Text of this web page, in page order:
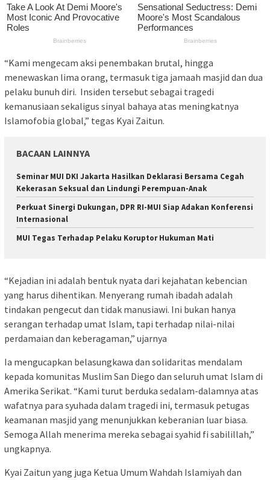
“Kami mengecam aksi penembakan brutal, hingga
menewaskan lima orang, termasuk tiga jamaah masjid dan dua
pelaku bunuh diri. Insiden tersebut sebagai tragedi
kemanusiaan sekaligus sinyal bahaya atas meningkatnya
Islamofobia global,” tegas Kyai Zaitun.
BACAAN LAINNYA
Seminar MUI DKI Jakarta Hasilkan Deklarasi Bersama Cegah
Kekerasan Seksual dan Lindungi Perempuan-Anak
Perkuat Sinergi Dukungan, DPR RI-MUI Siap Adakan Konferensi
Internasional
MUI Tegas Terhadap Pelaku Koruptor Hukuman Mati
“Kejadian ini adalah bentuk nyata dari kejahatan kebencian
yang harus dihentikan. Menyerang rumah ibadah adalah
tindakan pengecut dan tidak manusiawi. Ini bukan hanya
serangan terhadap umat Islam, tapi terhadap nilai-nilai
perdamaian dan keberagaman,” ujarnya
Ia mengucapkan belasungkawa dan solidaritas mendalam
kepada komunitas Muslim San Diego dan seluruh umat Islam di
Amerika Serikat. “Kami turut berduka sedalam-dalamnya atas
wafatnya para syuhada dalam tragedi ini, termasuk petugas
keamanan masjid yang menunjukkan keberanian luar biasa.
Semoga Allah menerima mereka sebagai syahid fi sabilillah,”
ungkapnya.
Kyai Zaitun yang juga Ketua Umum Wahdah Islamiyah dan